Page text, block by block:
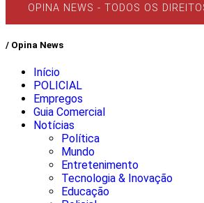
OPINA NEWS - TODOS OS
/ Opina News
Início
POLICIAL
Empregos
Guia Comercial
Notícias
Política
Mundo
Entretenimento
Tecnologia & Inovação
Educação